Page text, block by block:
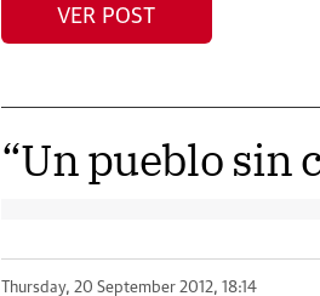
VER POST
“Un pueblo sin
Thursday, 20 September 2012, 18:14